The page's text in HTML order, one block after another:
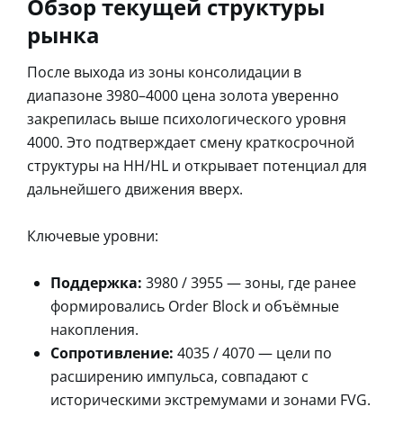
Обзор текущей структуры
рынка
После выхода из зоны консолидации в
диапазоне 3980–4000 цена золота уверенно
закрепилась выше психологического уровня
4000. Это подтверждает смену краткосрочной
структуры на HH/HL и открывает потенциал для
дальнейшего движения вверх.
Ключевые уровни:
Поддержка: 3980 / 3955 — зоны, где ранее
формировались Order Block и объёмные
накопления.
Сопротивление: 4035 / 4070 — цели по
расширению импульса, совпадают с
историческими экстремумами и зонами FVG.